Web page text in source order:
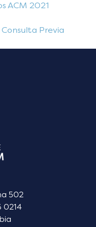
ACM 2021
Previa
502
0214